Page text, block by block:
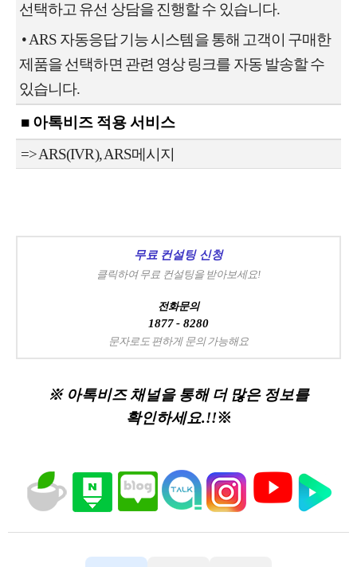
선택하고 유선 상담을 진행할 수 있습니다.
•ARS 자동응답 기능 시스템을 통해 고객이 구매한
제품을 선택하면 관련 영상 링크를 자동 발송할 수
있습니다.
■ 아톡비즈 적용 서비스
=> ARS(IVR), ARS메시지
무료 컨설팅 신청
클릭하여 무료 컨설팅을 받아보세요!
전화문의
1877 - 8280
문자로도 편하게 문의 가능해요
※ 아톡비즈 채널을 통해 더 많은 정보를
확인하세요.!!※